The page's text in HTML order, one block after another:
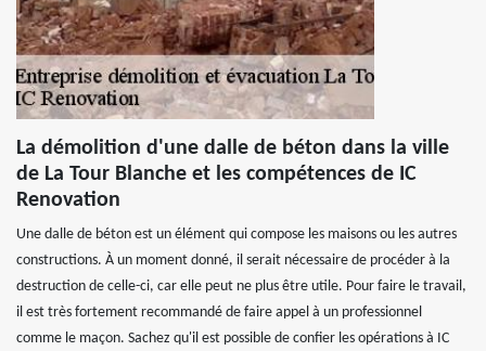
La démolition d'une dalle de béton dans la ville
de La Tour Blanche et les compétences de IC
Renovation
Une dalle de béton est un élément qui compose les maisons ou les autres
constructions. À un moment donné, il serait nécessaire de procéder à la
destruction de celle-ci, car elle peut ne plus être utile. Pour faire le travail,
il est très fortement recommandé de faire appel à un professionnel
comme le maçon. Sachez qu'il est possible de confier les opérations à IC